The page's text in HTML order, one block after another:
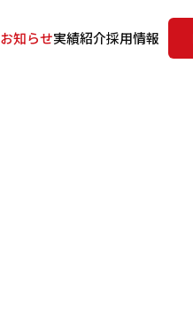
お知らせ実績紹介採用情報